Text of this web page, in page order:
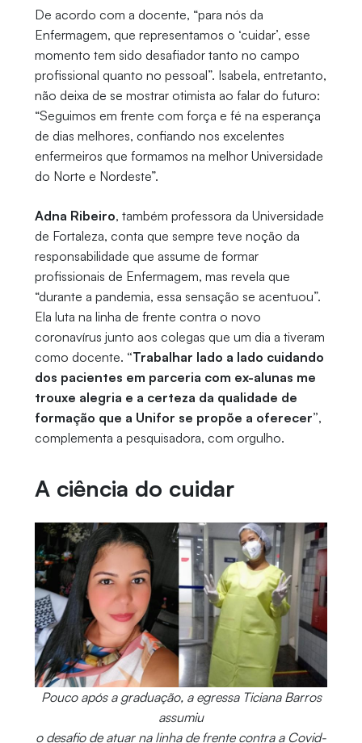
De acordo com a docente, “para nós da
Enfermagem, que representamos o ‘cuidar’, esse
momento tem sido desafiador tanto no campo
profissional quanto no pessoal”. Isabela, entretanto,
não deixa de se mostrar otimista ao falar do futuro:
“Seguimos em frente com força e fé na esperança
de dias melhores, confiando nos excelentes
enfermeiros que formamos na melhor Universidade
do Norte e Nordeste”.
Adna Ribeiro, também professora da Universidade
de Fortaleza, conta que sempre teve noção da
responsabilidade que assume de formar
profissionais de Enfermagem, mas revela que
“durante a pandemia, essa sensação se acentuou”.
Ela luta na linha de frente contra o novo
coronavírus junto aos colegas que um dia a tiveram
como docente. “Trabalhar lado a lado cuidando
dos pacientes em parceria com ex-alunas me
trouxe alegria e a certeza da qualidade de
formação que a Unifor se propõe a oferecer”,
complementa a pesquisadora, com orgulho.
A ciência do cuidar
Pouco após a graduação, a egressa Ticiana Barros
assumiu
o desafio de atuar na linha de frente contra a Covid-